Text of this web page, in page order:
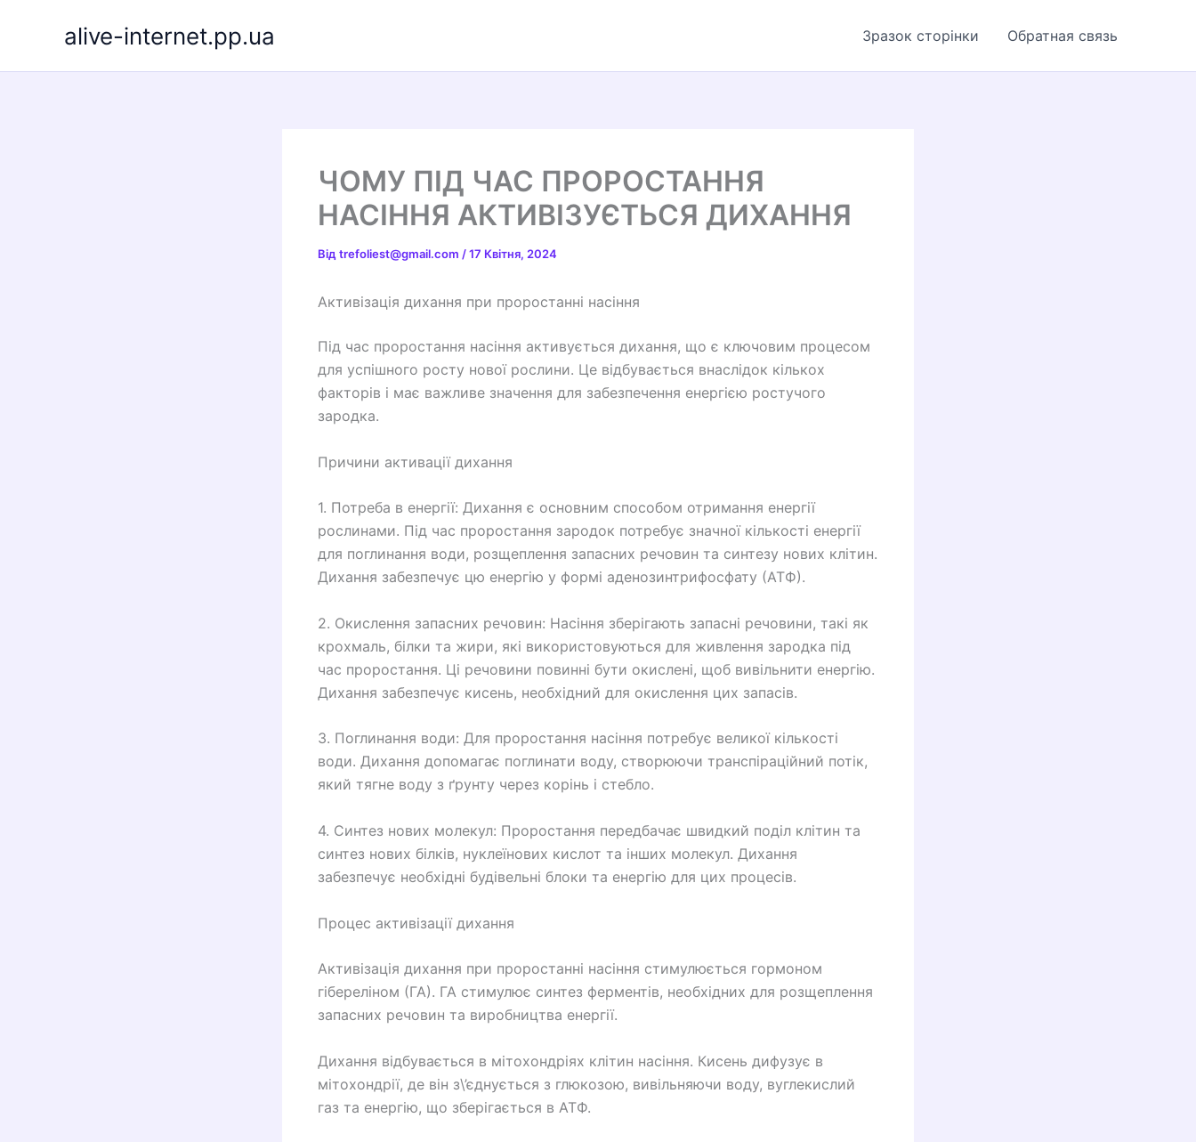
alive-internet.pp.ua Зразок сторінки Обратная связь
ЧОМУ ПІД ЧАС ПРОРОСТАННЯ
НАСІННЯ АКТИВІЗУЄТЬСЯ ДИХАННЯ
Від trefoliest@gmail.com /17 Квітня, 2024
Активізація дихання при проростанні насіння
Під час проростання насіння активується дихання, що є ключовим процесом
для успішного росту нової рослини. Це відбувається внаслідок кількох
факторів і має важливе значення для забезпечення енергією ростучого
зародка.
Причини активації дихання
1. Потреба в енергії: Дихання є основним способом отримання енергії
рослинами. Під час проростання зародок потребує значної кількості енергії
для поглинання води, розщеплення запасних речовин та синтезу нових клітин.
Дихання забезпечує цю енергію у формі аденозинтрифосфату (АТФ).
2. Окислення запасних речовин: Насіння зберігають запасні речовини, такі як
крохмаль, білки та жири, які використовуються для живлення зародка під
час проростання. Ці речовини повинні бути окислені, щоб вивільнити енергію.
Дихання забезпечує кисень, необхідний для окислення цих запасів.
3. Поглинання води: Для проростання насіння потребує великої кількості
води. Дихання допомагає поглинати воду, створюючи транспіраційний потік,
який тягне воду з ґрунту через корінь і стебло.
4. Синтез нових молекул: Проростання передбачає швидкий поділ клітин та
синтез нових білків, нуклеїнових кислот та інших молекул. Дихання
забезпечує необхідні будівельні блоки та енергію для цих процесів.
Процес активізації дихання
Активізація дихання при проростанні насіння стимулюється гормоном
гібереліном (ГА). ГА стимулює синтез ферментів, необхідних для розщеплення
запасних речовин та виробництва енергії.
Дихання відбувається в мітохондріях клітин насіння. Кисень дифузує в
мітохондрії, де він з\’єднується з глюкозою, вивільняючи воду, вуглекислий
газ та енергію, що зберігається в АТФ.